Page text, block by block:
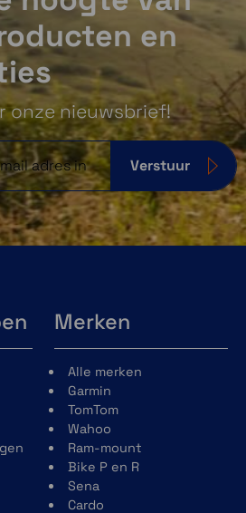
van de J2 hebben
en testrijders talloze
en in de Schuberth
en een innovatieve
een perfecte afdichting
de helm.
kan een
slechts 88 dB(A) bij 100
bike gerealiseerd worden.
Schuberth J2 de stilste
en
onze nieuwsbrief!
Verstuur
Merken
Alle merken
Garmin
TomTom
Wahoo
Ram-mount
Bike P en R
Sena
Cardo